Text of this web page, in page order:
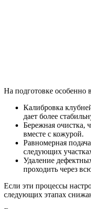
На подготовке особенно
Калибровка
дает более
Бережная очистка,
вместе с кожурой.
Равномерная
следующих
Удаление
проходить через
Если эти процессы
следующих этапах